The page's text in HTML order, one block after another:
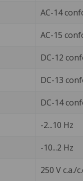
AC-14
AC-15
DC-12
DC-13
DC-14
-2...10 Hz
-10...2 Hz
250 V c.a./